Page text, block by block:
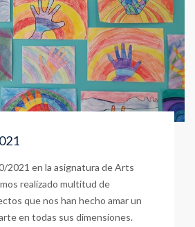
2021 en la asignatura de Arts
realizado multitud de
que nos han hecho amar un
en todas sus dimensiones.